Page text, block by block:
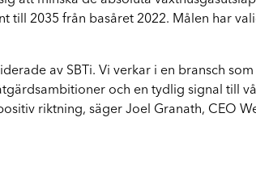
till 2035 från basåret 2022. Målen har
av SBTi. Vi verkar i en bransch
och en tydlig signal till
riktning, säger Joel Granath, CEO